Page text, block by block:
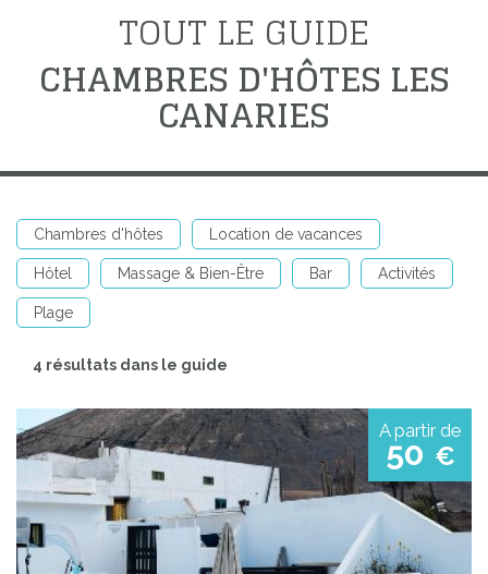
TOUT LE GUIDE
CHAMBRES D'HÔTES LES
CANARIES
Chambres d'hôtes Location de vacances
Hôtel Massage & Bien-Être Bar Activités
Plage
4 résultats dans le guide
A partir de
50 €